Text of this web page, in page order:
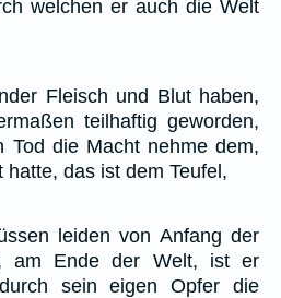
welchen er auch die Welt
Fleisch und Blut haben,
teilhaftig geworden,
Tod die Macht nehme dem,
hatte, das ist dem Teufel,
leiden von Anfang der
am Ende der Welt, ist er
sein eigen Opfer die